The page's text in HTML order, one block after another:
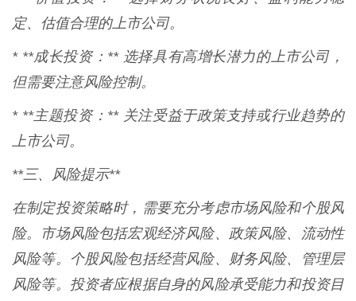
定、估值合理的上市公司。
* **成长投资：** 选择具有高增长潜力的上市公司，
但需要注意风险控制。
* **主题投资：** 关注受益于政策支持或行业趋势的
上市公司。
**三、风险提示**
在制定投资策略时，需要充分考虑市场风险和个股风
险。市场风险包括宏观经济风险、政策风险、流动性
风险等。个股风险包括经营风险、财务风险、管理层
风险等。投资者应根据自身的风险承受能力和投资目